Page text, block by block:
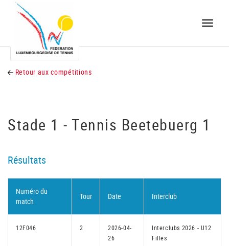
Toggle
Retour aux compétitions
Stade 1 - Tennis Beetebuerg 1
Résultats
Numéro du
match
Tour Date Interclub
12F046 2
2026-04-
26
Interclubs 2026 - U12
Filles